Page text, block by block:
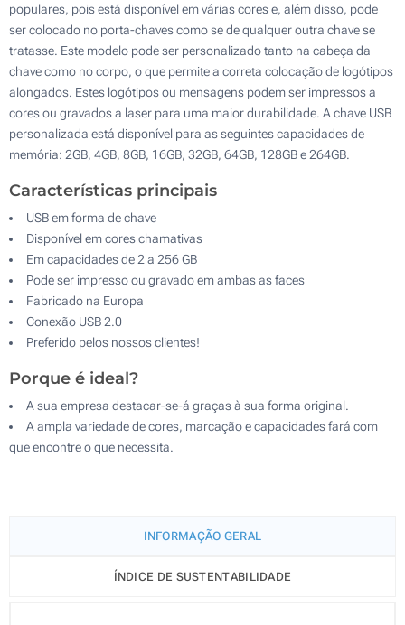
populares, pois está disponível em várias cores e, além disso, pode
ser colocado no porta-chaves como se de qualquer outra chave se
tratasse. Este modelo pode ser personalizado tanto na cabeça da
chave como no corpo, o que permite a correta colocação de logótipos
alongados. Estes logótipos ou mensagens podem ser impressos a
cores ou gravados a laser para uma maior durabilidade. A chave USB
personalizada está disponível para as seguintes capacidades de
memória: 2GB, 4GB, 8GB, 16GB, 32GB, 64GB, 128GB e 264GB.
Características principais
USB em forma de chave
Disponível em cores chamativas
Em capacidades de 2 a 256 GB
Pode ser impresso ou gravado em ambas as faces
Fabricado na Europa
Conexão USB 2.0
Preferido pelos nossos clientes!
Porque é ideal?
A sua empresa destacar-se-á graças à sua forma original.
A ampla variedade de cores, marcação e capacidades fará com
que encontre o que necessita.
INFORMAÇÃO GERAL
ÍNDICE DE SUSTENTABILIDADE